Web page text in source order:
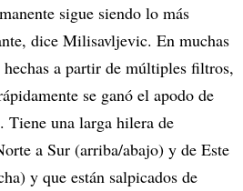
sigue siendo lo más
dice Milisavljevic. En muchas
a partir de múltiples filtros,
se ganó el apodo de
una larga hilera de
a Sur (arriba/abajo) y de Este
y que están salpicados de